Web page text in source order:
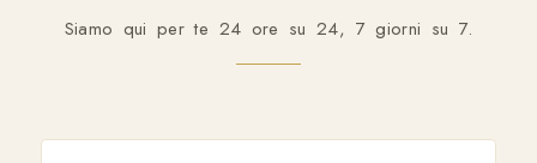
Siamo qui per te 24 ore su 24, 7 giorni su 7.